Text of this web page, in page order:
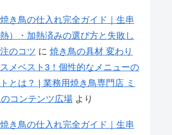
き鳥の仕入れ完全ガイド｜生串
熱）・加熱済みの選び方と失敗し
のコツ に 焼き鳥の具材 変わり
メベスト3！個性的なメニューの
とは？ | 業務用焼き鳥専門店 ミ
コンテンツ広場 より
き鳥の仕入れ完全ガイド｜生串